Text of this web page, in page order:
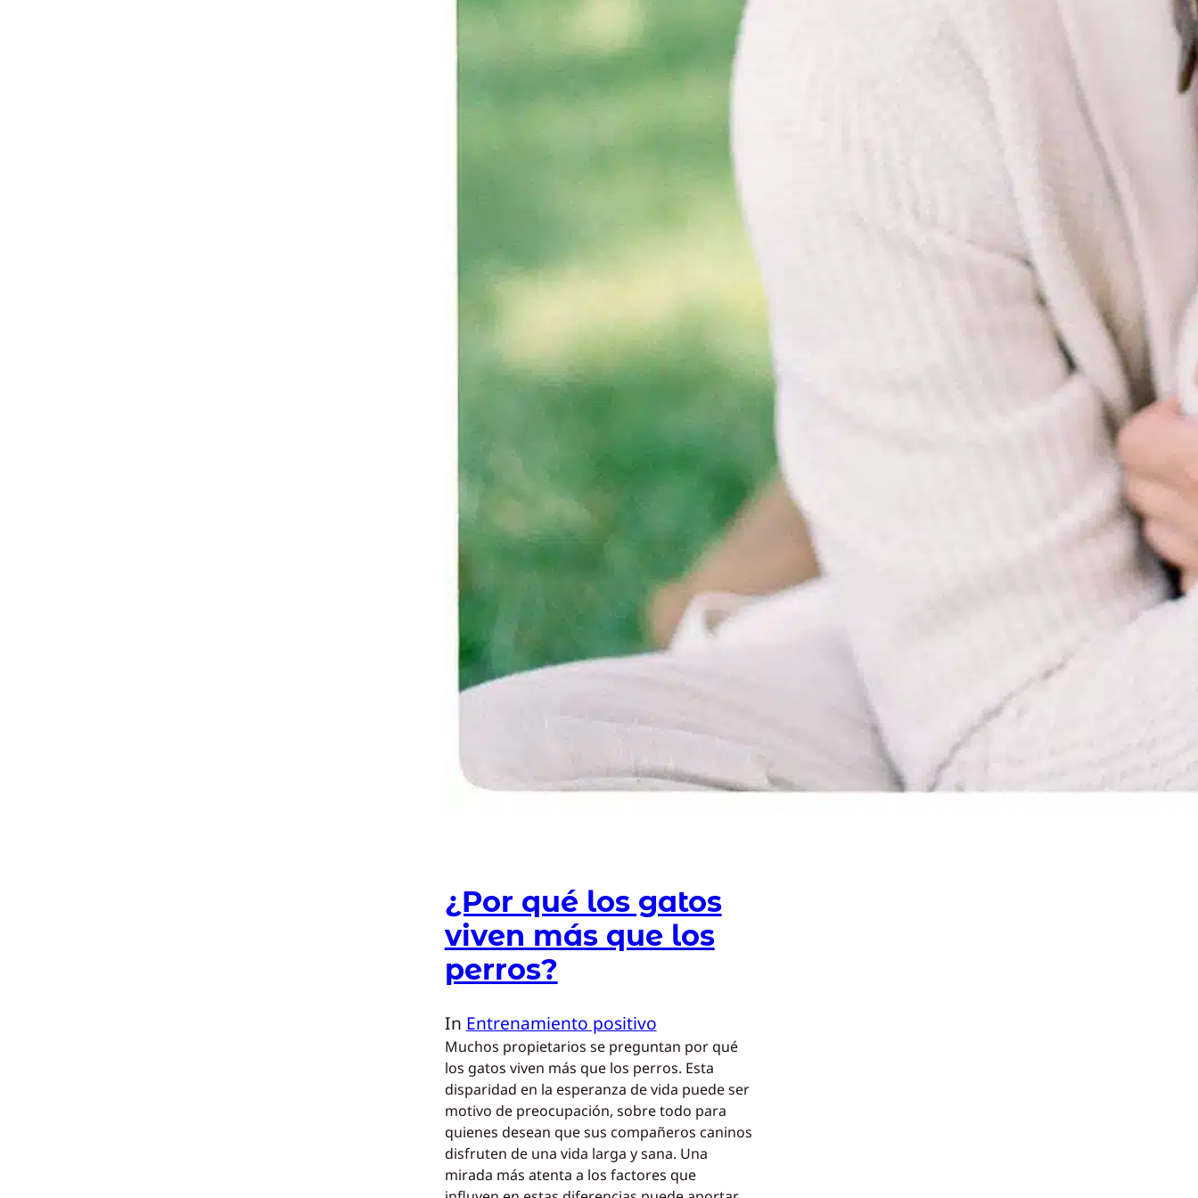
¿Por qué los gatos
viven más que los
perros?
In Entrenamiento positivo
Muchos propietarios se preguntan por qué
los gatos viven más que los perros. Esta
disparidad en la esperanza de vida puede ser
motivo de preocupación, sobre todo para
quienes desean que sus compañeros caninos
disfruten de una vida larga y sana. Una
mirada más atenta a los factores que